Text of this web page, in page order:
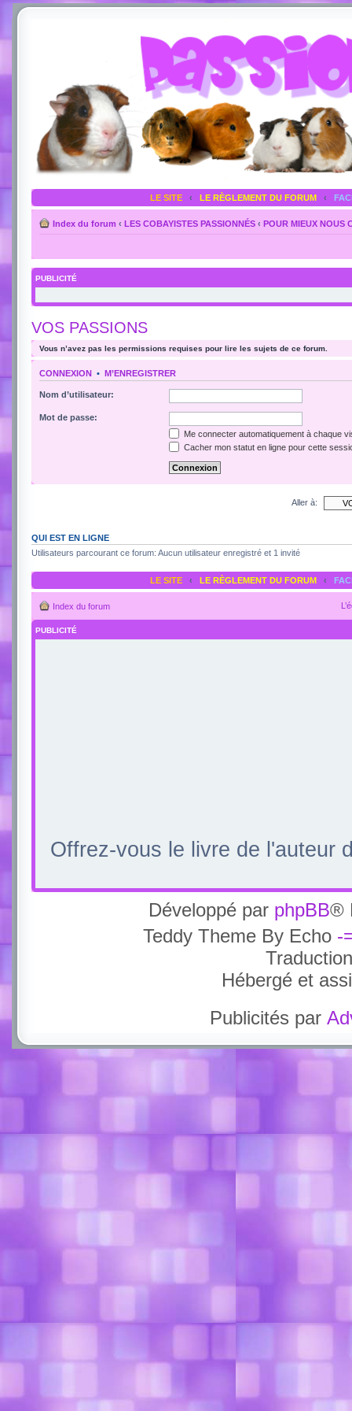
LE SITE ‹ LE RÈGLEMENT DU FORUM ‹
Index du forum ‹ LES COBAYISTES PASSIONNÉS ‹ POUR MIEUX NOUS
PUBLICITÉ
VOS PASSIONS
Vous n’avez pas les permissions requises pour lire les sujets de ce forum.
CONNEXION • M’ENREGISTRER
Nom d’utilisateur:
Mot de passe:
Me connecter automatiquement à chaque
Cacher mon statut en ligne pour cette
Aller à:
QUI EST EN LIGNE
Utilisateurs parcourant ce forum: Aucun utilisateur enregistré et 1 invité
LE SITE ‹ LE RÈGLEMENT DU FORUM ‹
Index du forum
PUBLICITÉ
Offrez-vous le livre de l'auteur
Développé par phpBB®
Teddy Theme By Echo -
Hébergé et
Publicités par